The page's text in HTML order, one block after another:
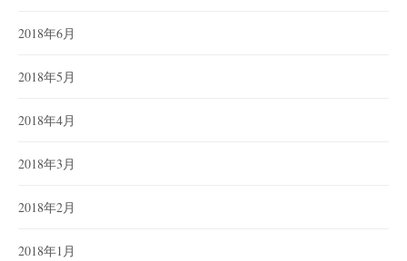
2018年6月
2018年5月
2018年4月
2018年3月
2018年2月
2018年1月